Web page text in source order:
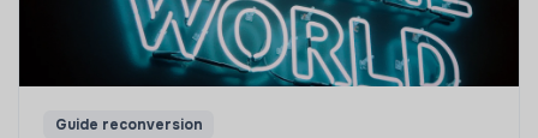
Guide reconversion